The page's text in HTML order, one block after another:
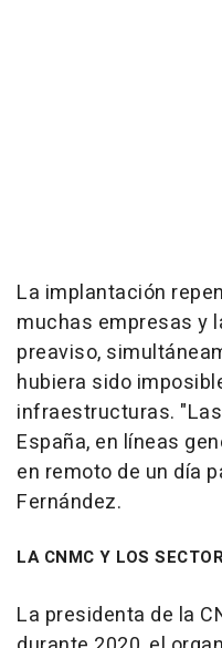
La implantación
muchas empresas y
preaviso,
hubiera sido
infraestructuras.
España, en líneas
en remoto de un día
Fernández.
LA CNMC Y LOS
La presidenta de la